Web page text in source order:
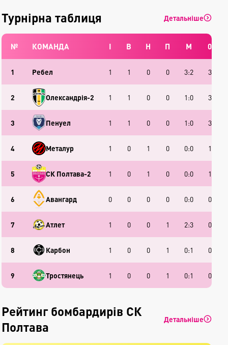
Турнірна таблиця Детальніше
№ КОМАНДА І В Н П М 0
1 Ребел 1 1 0 0 3:2 3
2 Олександрія-2 1 1 0 0 1:0 3
3 Пенуел 1 1 0 0 1:0 3
4 Металур 1 0 1 0 0:0 1
5 СК Полтава-2 1 0 1 0 0:0 1
6 Авангард 0 0 0 0 0:0 0
7 Атлет 1 0 0 1 2:3 0
8 Карбон 1 0 0 1 0:1 0
9 Тростянець 1 0 0 1 0:1 0
Рейтинг бомбардирів СК
Полтава
Детальніше